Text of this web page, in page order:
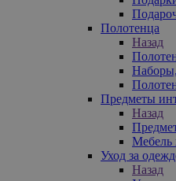
Полотенца
Назад
Предметы
Назад
Мебель
Уход за
Назад